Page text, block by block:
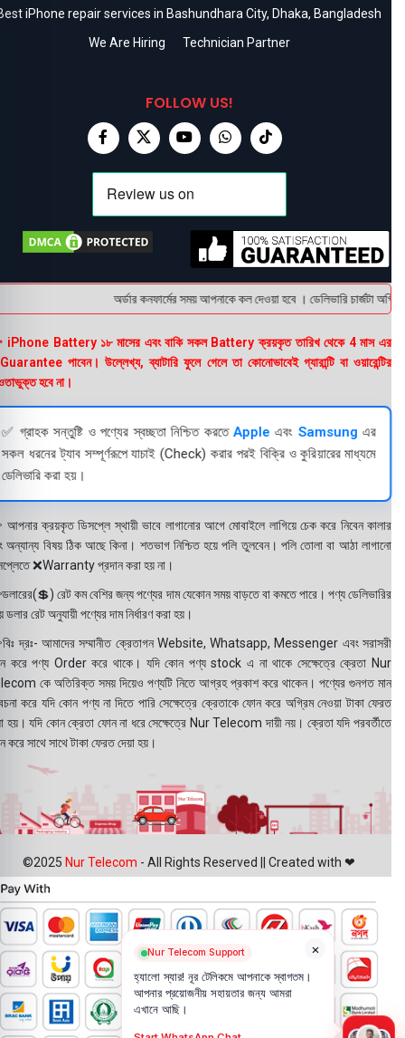
iPhone repair services in Bashundhara City, Dhaka, Bangladesh
We Are Hiring
Technician Partner
FOLLOW US!
অর্ডার কনফার্মের সময় আপনাকে কল দেওয়া হবে । ডেলিভারি চার্জটা
Battery ১৮ মাসের এবং বাকি সকল Battery ক্রয়কৃত তারিখ থেকে 4 মাস এর
পাবেন। উল্লেখ্য, ব্যাটারি ফুলে গেলে তা কোনোভাবেই গ্যারান্টি বা ওয়ারেন্টির
হবে না।
✅ গ্রাহক সন্তুষ্টি ও পণ্যের স্বচ্ছতা নিশ্চিত করতেApple এবংSamsung এর
সকল ধরনের ট্যাব সম্পূর্ণরূপে যাচাই (Check) করার পরই বিক্রি ও কুরিয়ারের মাধ্যমে
ডেলিভারি করা হয়।
ক্রয়কৃত ডিসপ্লে স্থায়ী ভাবে লাগানোর আগে মোবাইলে লাগিয়ে চেক করে নিবেন কালার
অন্যান্য বিষয় ঠিক আছে কিনা। শতভাগ নিশ্চিত হয়ে পলি তুলবেন। পলি তোলা বা আঠা লাগানো
❌Warranty প্রদান করা হয় না।
রেট কম বেশির জন্য পণ্যের দাম যেকোন সময় বাড়তে বা কমতে পারে। পণ্য ডেলিভারির
ডলার রেট অনুযায়ী পণ্যের দাম নির্ধারণ করা হয়।
দ্রঃ- আমাদের সম্মানীত ক্রেতাগন Website, Whatsapp, Messenger এবং সরাসরী
করে পণ্য Order করে থাকে। যদি কোন পণ্য stock এ না থাকে সেক্ষেত্রে ক্রেতা Nur
কে অতিরিক্ত সময় দিয়েও পণ্যটি নিতে আগ্রহ প্রকাশ করে থাকেন। পণ্যের গুনগত মান
করে যদি কোন পণ্য না দিতে পারি সেক্ষেত্রে ক্রেতাকে ফোন করে অগ্রিম নেওয়া টাকা ফেরত
হয়। যদি কোন ক্রেতা ফোন না ধরে সেক্ষেত্রে Nur Telecom দায়ী নয়। ক্রেতা যদি পরবর্তীতে
করে সাথে সাথে টাকা ফেরত দেয়া হয়।
©2025 Nur Telecom - All Rights Reserved || Created with ❤
×
Nur Telecom Support
হ্যালো স্যার! নূর টেলিকমে আপনাকে স্বাগতম।
আপনার প্রয়োজনীয় সহায়তার জন্য আমরা
এখানে আছি।